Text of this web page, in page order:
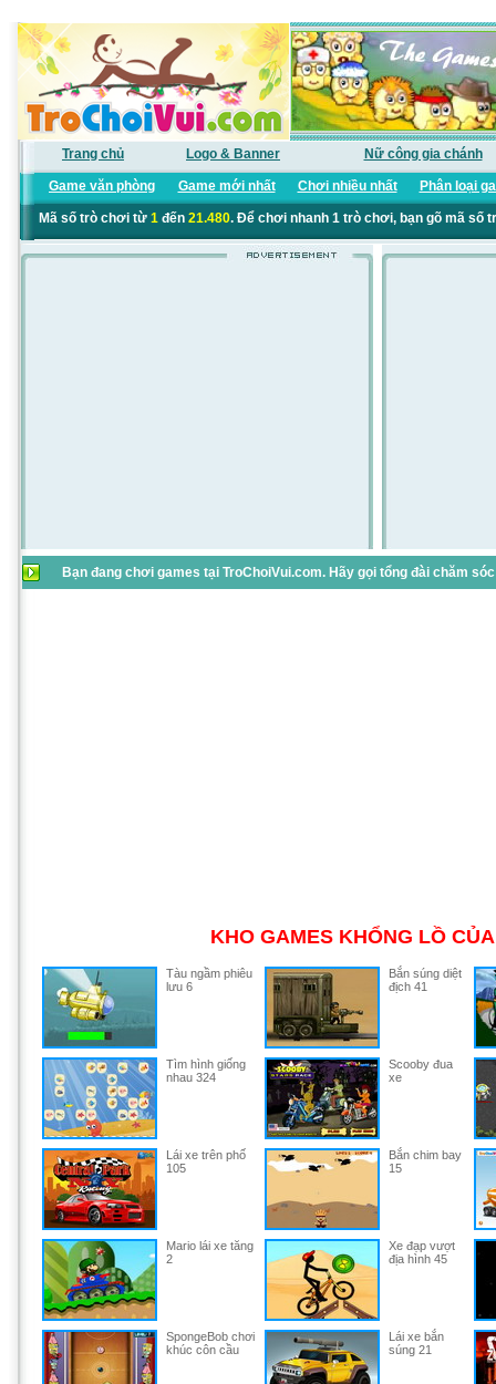
Trang chủ Logo & Banner Nữ công gia chánh
Game văn phòng Game mới nhất Chơi nhiều nhất Phân loại
Mã số trò chơi từ 1đến 21.480. Để chơi nhanh 1 trò chơi, bạn gõ mã số
Bạn đang chơi games tại TroChoiVui.com. Hãy gọi tổng đài chăm
KHO GAMES KHỔNG LỒ
Tàu ngầm phiêu
lưu 6
Bắn súng diệt
địch 41
Tìm hình giống
nhau 324
Scooby đua
xe
Lái xe trên phố
105
Bắn chim bay
15
Mario lái xe tăng
2
Xe đạp vượt
địa hình 45
SpongeBob chơi
khúc côn cầu
Lái xe bắn
súng 21